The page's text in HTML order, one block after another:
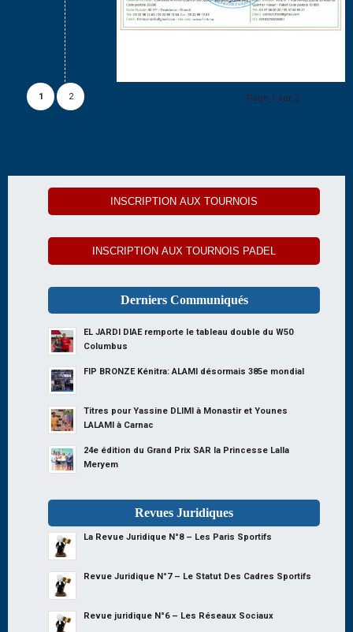
Page 1 sur 2
1 2
INSCRIPTION AUX TOURNOIS
INSCRIPTION AUX TOURNOIS PADEL
Derniers Communiqués
EL JARDI DIAE remporte le tableau double du W50
Columbus
FIP BRONZE Kénitra: ALAMI désormais 385e mondial
Titres pour Yassine DLIMI à Monastir et Younes
LALAMI à Carnac
24e édition du Grand Prix SAR la Princesse Lalla
Meryem
Revues Juridiques
La Revue Juridique N°8 – Les Paris Sportifs
Revue Juridique N°7 – Le Statut Des Cadres Sportifs
Revue juridique N°6 – Les Réseaux Sociaux